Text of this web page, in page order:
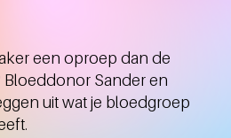
een oproep dan de
Bloeddonor Sander en
uit wat je bloedgroep